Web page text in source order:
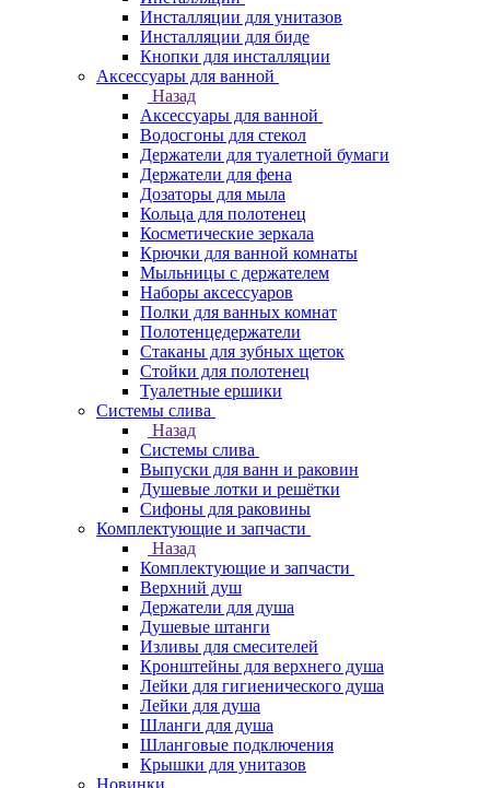
Инсталляции для унитазов
Инсталляции для биде
Кнопки для инсталляции
Аксессуары для ванной
Назад
Аксессуары для ванной
Водосгоны для стекол
Держатели для туалетной бумаги
Держатели для фена
Дозаторы для мыла
Кольца для полотенец
Косметические зеркала
Крючки для ванной комнаты
Мыльницы с держателем
Наборы аксессуаров
Полки для ванных комнат
Полотенцедержатели
Стаканы для зубных щеток
Стойки для полотенец
Туалетные ершики
Системы слива
Назад
Системы слива
Выпуски для ванн и раковин
Душевые лотки и решётки
Сифоны для раковины
Комплектующие и запчасти
Назад
Комплектующие и запчасти
Верхний душ
Держатели для душа
Душевые штанги
Изливы для смесителей
Кронштейны для верхнего душа
Лейки для гигиенического душа
Лейки для душа
Шланги для душа
Шланговые подключения
Крышки для унитазов
Новинки